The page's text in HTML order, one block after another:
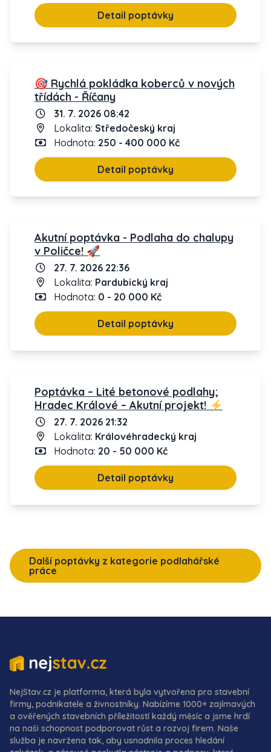
Detail poptávky
🎯 Rychlá pokládka koberců v nových
třídách - Říčany
31. 7. 2026 08:42
Lokalita: Středočeský kraj
Hodnota: 250 - 400 000 Kč
Detail poptávky
Akutní poptávka - Podlaha do chalupy
v Poličce! 🚀
27. 7. 2026 22:36
Lokalita: Pardubický kraj
Hodnota: 0 - 20 000 Kč
Detail poptávky
Poptávka – Lité betonové podlahy;
Hradec Králové – Akutní projekt! ⚡
27. 7. 2026 21:32
Lokalita: Královéhradecký kraj
Hodnota: 20 - 50 000 Kč
Detail poptávky
Další poptávky z kategorie podlahářské
práce
NejStav.cz je platforma, která byla vytvořena pro stavební
firmy, podnikatele a živnostníky. Nabízíme 1000+ zajímavých
a ověřených stavebních příležitostí každý měsíc a jsme hrdí
na naši schopnost podporovat růst a rozvoj firem. Naše
služba je navržena tak, aby usnadnila proces hledání